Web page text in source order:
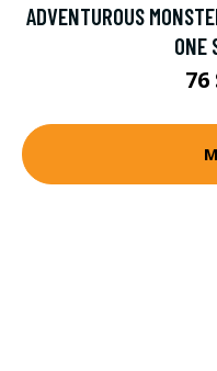
ADVENTUROUS
ONE
76